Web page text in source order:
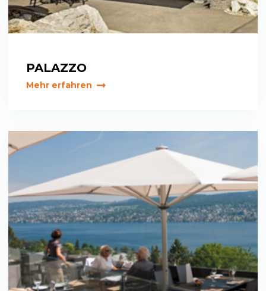
PALAZZO
Mehr erfahren